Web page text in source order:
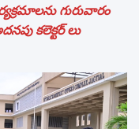
గురువారం
కలెక్టర్ లు